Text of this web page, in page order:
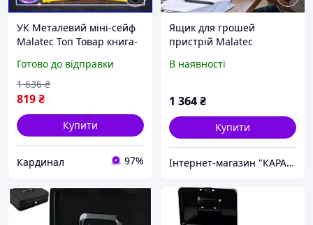
УК Металевий міні-сейф
Malatec Топ Товар книга-
грошей та цінностей
прихований сейф
ТРЕНД№1
Готово до відправки
819₴
1 636 ₴
Купити
Кардинал 97%
Ящик для грошей
пристрій Malatec
грошей із замком,
сейф, XXK
В наявності
1 364₴
Купити
Інтернет-магазин "КАРАПУЗИК"